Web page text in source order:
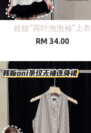
娃娃“荷叶泡泡袖”上衣
RM 34.00